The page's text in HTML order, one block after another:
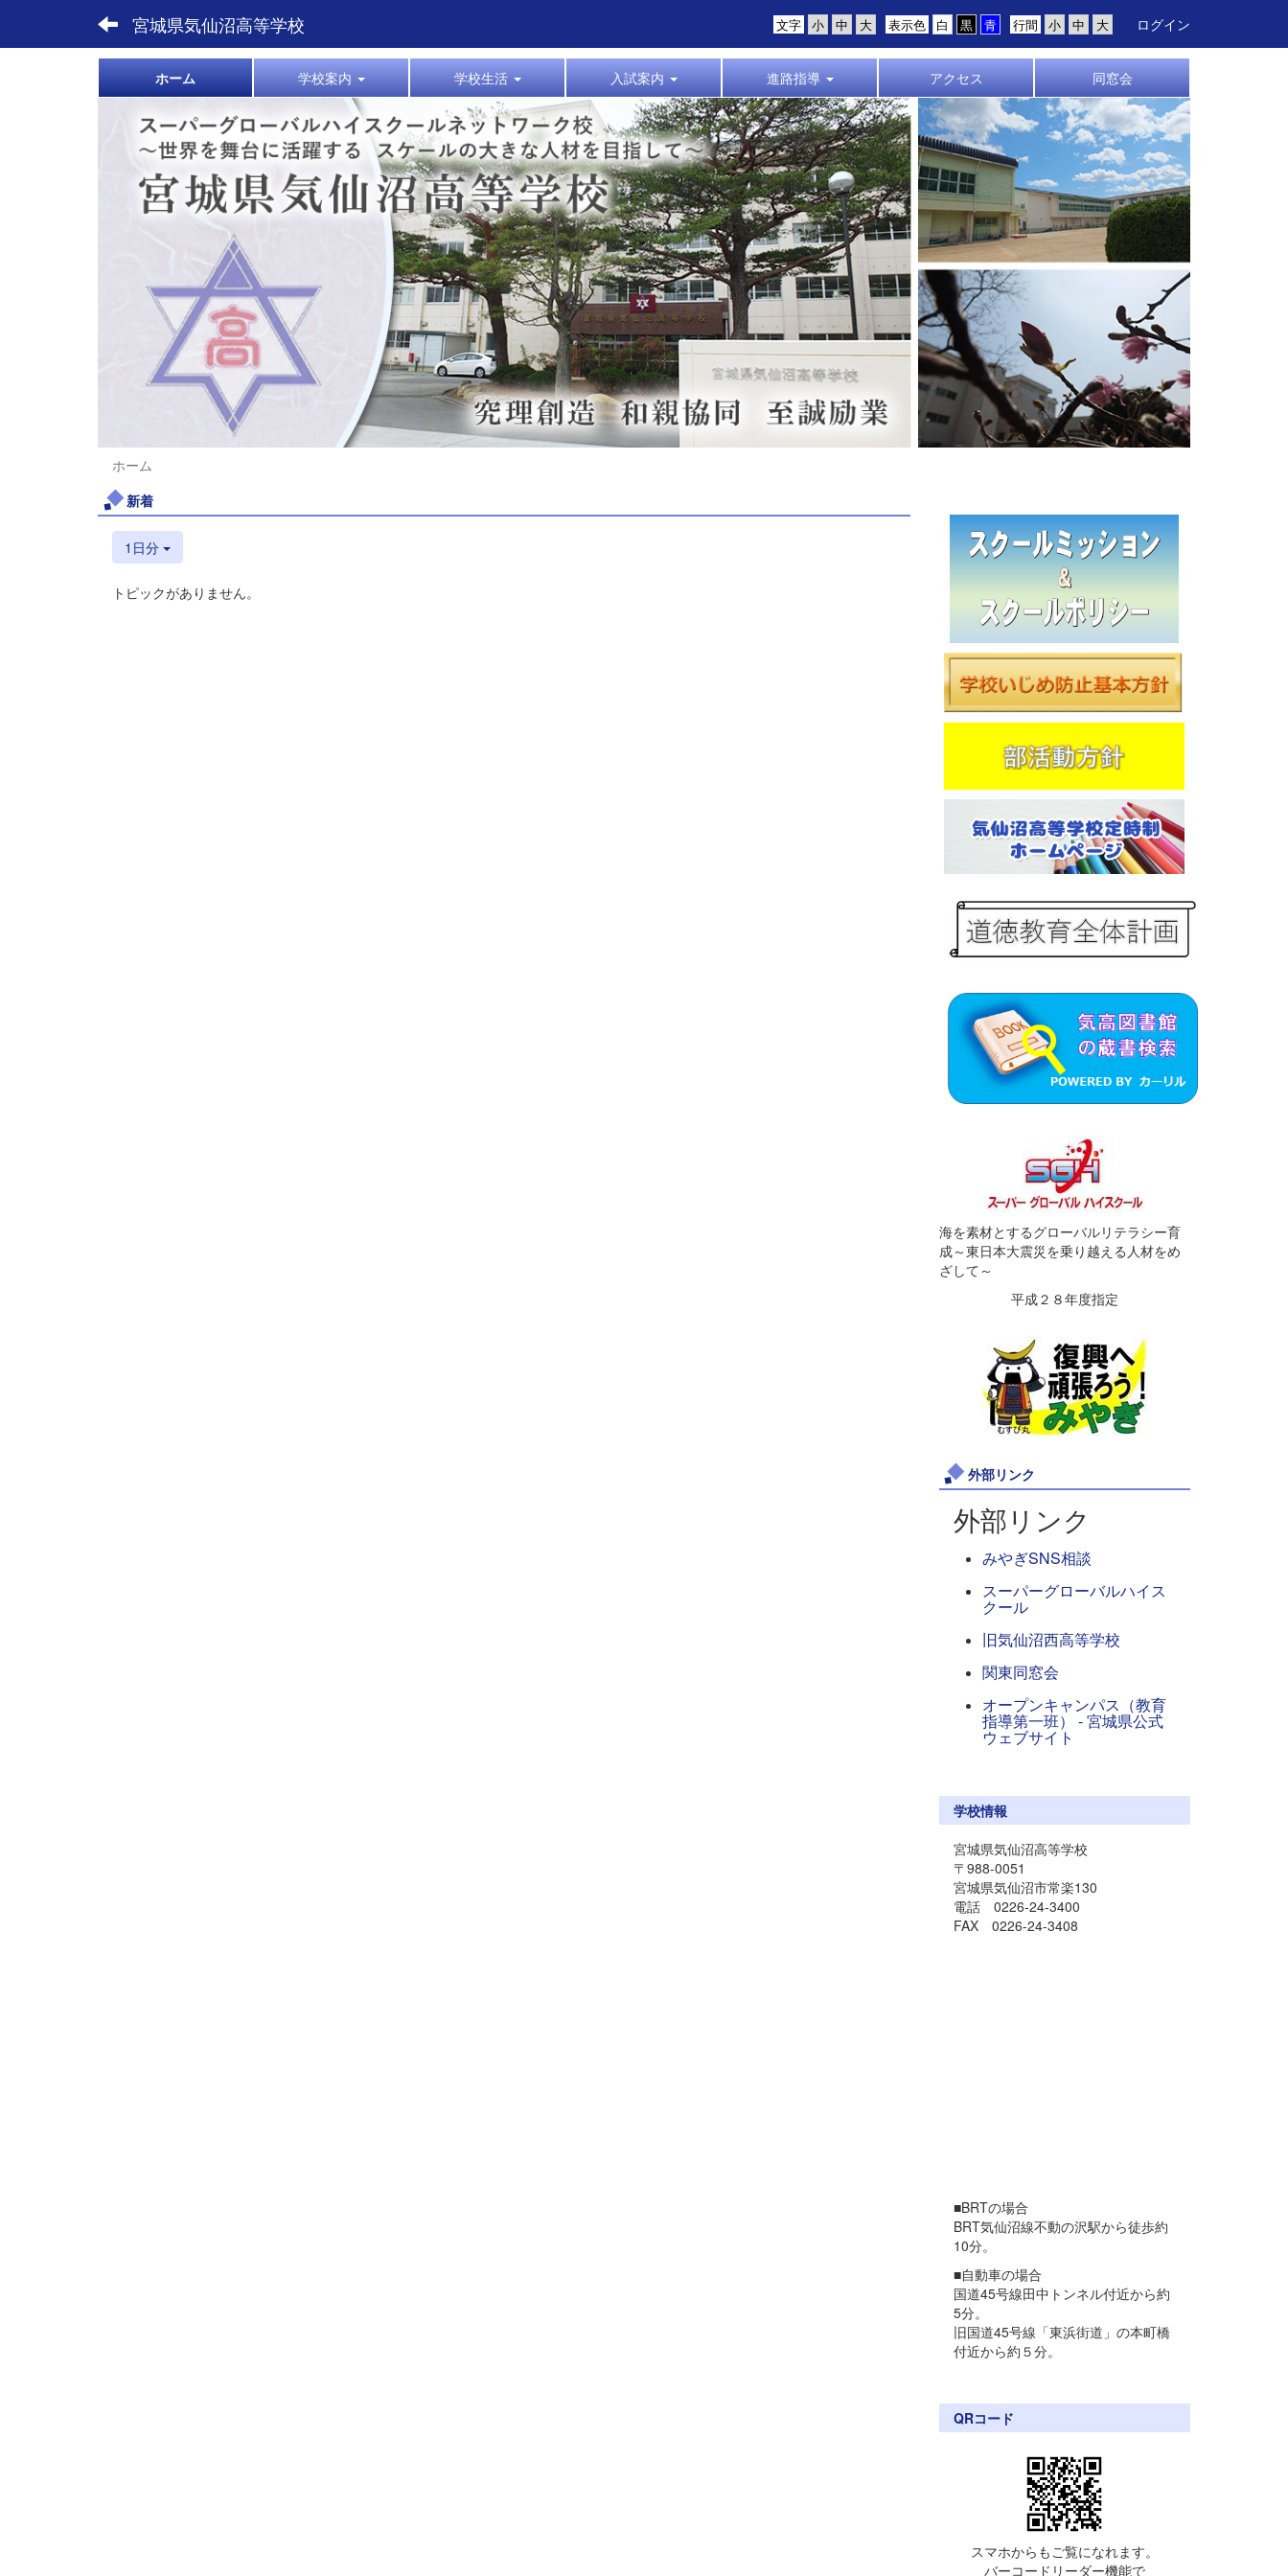
宮城県気仙沼高等学校 行間
表示色
文字 ログイン
ホーム 学校案内 学校生活 入試案内 進路指導 アクセス 同窓会
ホーム
新着
1日分
トピックがありません。
海を素材とするグローバルリテラシー育
成～東日本大震災を乗り越える人材をめ
ざして～
平成２８年度指定
外部リンク
外部リンク
みやぎSNS相談
スーパーグローバルハイス
クール
旧気仙沼西高等学校
関東同窓会
オープンキャンパス（教育
指導第一班） - 宮城県公式
ウェブサイト
学校情報
宮城県気仙沼高等学校
〒988-0051
宮城県気仙沼市常楽130
電話 0226-24-3400
FAX 0226-24-3408
■BRTの場合
BRT気仙沼線不動の沢駅から徒歩約
10分。
■自動車の場合
国道45号線田中トンネル付近から約
5分。
旧国道45号線「東浜街道」の本町橋
付近から約５分。
QRコード
スマホからもご覧になれます。
バーコードリーダー機能で